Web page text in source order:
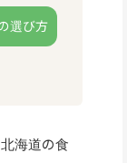
選び方
海道の食